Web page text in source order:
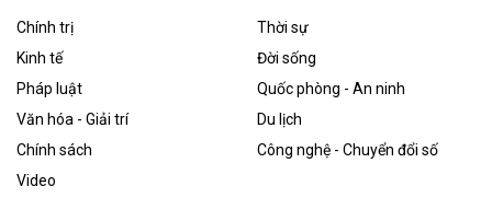
Chính trị
Thời sự
Kinh tế
Đời sống
Pháp luật
Quốc phòng - An ninh
Văn hóa - Giải trí
Du lịch
Chính sách
Công nghệ - Chuyển đổi số
Video